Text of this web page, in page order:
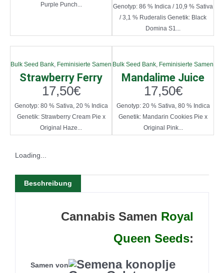
Purple Punch...
Genotyp: 86 % Indica / 10,9 % Sativa
/ 3,1 % Ruderalis Genetik: Black
Domina S1...
Bulk Seed Bank, Feminisierte Samen
Strawberry Ferry
17,50€
Genotyp: 80 % Sativa, 20 % Indica
Genetik: Strawberry Cream Pie x
Original Haze...
Bulk Seed Bank, Feminisierte Samen
Mandalime Juice
17,50€
Genotyp: 20 % Sativa, 80 % Indica
Genetik: Mandarin Cookies Pie x
Original Pink...
Loading...
Beschreibung
Cannabis Samen Royal
Queen Seeds:
Samen von